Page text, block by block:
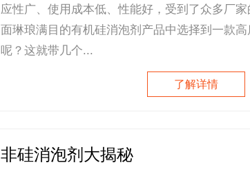
应性广、使用成本低、性能好，受到了众多厂
面琳琅满目的有机硅消泡剂产品中选择到一款高
呢？这就带几个...
了解详情
非硅消泡剂大揭秘